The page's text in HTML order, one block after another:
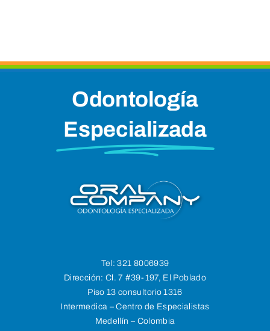
Odontología
Especializada
Tel:321 8006939
Dirección: Cl. 7 #39-197, El Poblado
Piso 13 consultorio 1316
Intermedica – Centro de Especialistas
Medellín – Colombia